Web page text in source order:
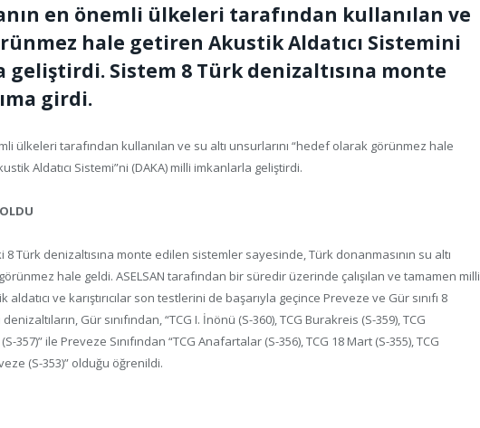
en önemli ülkeleri tarafından kullanılan ve
hale getiren Akustik Aldatıcı Sistemini
Sistem 8 Türk denizaltısına monte
girdi.
ülkeleri tarafından kullanılan ve su altı unsurlarını “hedef olarak görünmez hale
Aldatıcı Sistemi”ni (DAKA) milli imkanlarla geliştirdi.
8 Türk denizaltısına monte edilen sistemler sayesinde, Türk donanmasının su altı
hale geldi. ASELSAN tarafından bir süredir üzerinde çalışılan ve tamamen milli
ve karıştırıcılar son testlerini de başarıyla geçince Preveze ve Gür sınıfı 8
Gür sınıfından, “TCG I. İnönü (S-360), TCG Burakreis (S-359), TCG
357)” ile Preveze Sınıfından “TCG Anafartalar (S-356), TCG 18 Mart (S-355), TCG
(S-353)” olduğu öğrenildi.